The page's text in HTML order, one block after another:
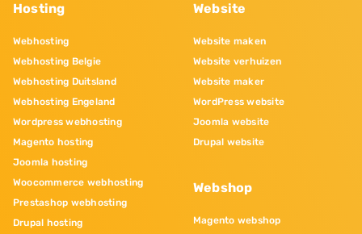
Hosting
Webhosting
Webhosting Belgie
Webhosting Duitsland
Webhosting Engeland
Wordpress webhosting
Magento hosting
Joomla hosting
Woocommerce webhosting
Prestashop webhosting
Drupal hosting
Website
Website maken
Website verhuizen
Website maker
WordPress website
Joomla website
Drupal website
Webshop
Magento webshop